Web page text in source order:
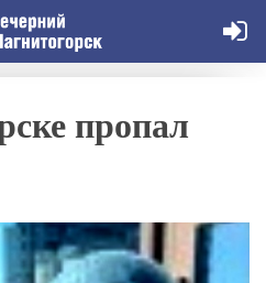
пропал